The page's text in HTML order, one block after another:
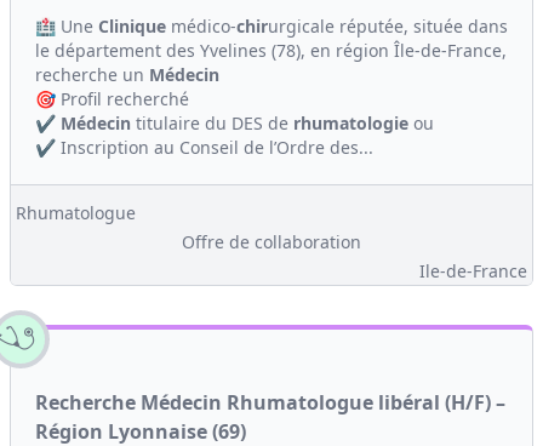
🏥 Une Clinique médico-chirurgicale réputée, située dans
le département des Yvelines (78), en région Île-de-France,
recherche un Médecin
🎯 Profil recherché
✔️ Médecin titulaire du DES de rhumatologie ou
✔️ Inscription au Conseil de l’Ordre des...
Rhumatologue
Offre de collaboration
Ile-de-France
Recherche Médecin Rhumatologue libéral (H/F) –
Région Lyonnaise (69)